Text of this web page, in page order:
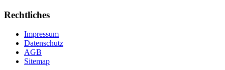
Rechtliches
Impressum
Datenschutz
AGB
Sitemap